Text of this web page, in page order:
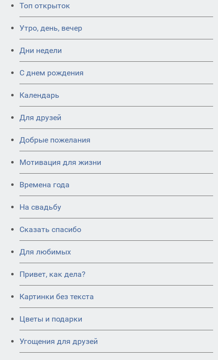
Топ открыток
Утро, день, вечер
Дни недели
C днем рождения
Календарь
Для друзей
Добрые пожелания
Мотивация для жизни
Времена года
На свадьбу
Сказать спасибо
Для любимых
Привет, как дела?
Картинки без текста
Цветы и подарки
Угощения для друзей